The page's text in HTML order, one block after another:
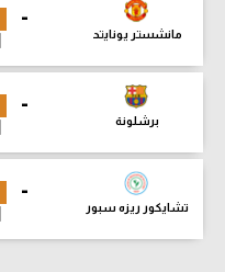
-
مانشستر يونايتد
-
برشلونة
-
تشايكور ريزه سبور